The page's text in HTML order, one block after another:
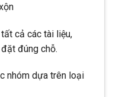
cả các tài liệu,
đúng chỗ.
nhóm dựa trên loại